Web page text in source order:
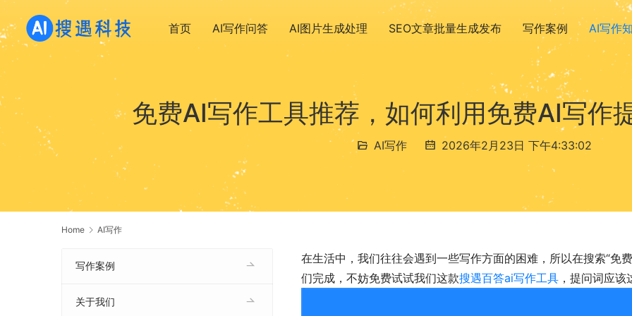
首页 AI写作问答 AI图片生成处理 SEO文章批量生成发布 写作案例 AI写作
免费AI写作工具推荐，如何利用免费AI写作
AI写作 2026年2月23日 下午4:33:02
Home AI写作
在生活中，我们往往会遇到一些写作方面的困难，所以在搜索“免
们完成，不妨免费试试我们这款搜遇百答ai写作工具 ，提问词应该
写作案例
关于我们